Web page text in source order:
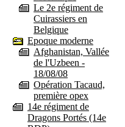
Le 2e régiment de
Cuirassiers en
Belgique
Epoque moderne
Afghanistan, Vallée
de l'Uzbeen -
18/08/08
Opération Tacaud,
première opex
14e régiment de
Dragons Portés (14e